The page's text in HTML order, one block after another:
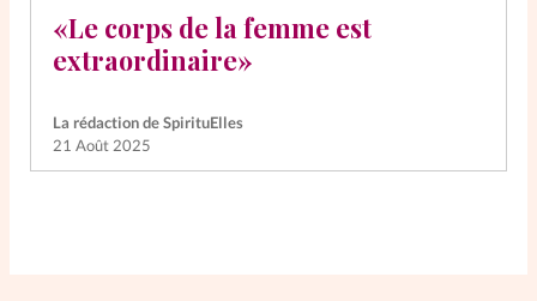
«Le corps de la femme est
extraordinaire»
La rédaction de SpirituElles
21 Août 2025